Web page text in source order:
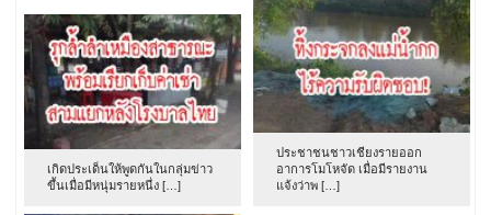
เกิดประเด็นให้พูดกันในกลุ่มข่าว
ขึ้นเมื่อมีหนุ่มรายหนึ่ง […]
ประชาชนชาวเชียงรายออก
อาการโมโหจัด เมื่อมีรายงาน
แจ้งว่าพ […]